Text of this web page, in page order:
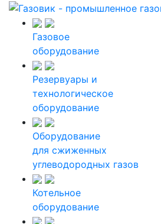
Газовое
оборудование
Резервуары и
технологическое
оборудование
Оборудование
для сжиженных
углеводородных газов
Котельное
оборудование